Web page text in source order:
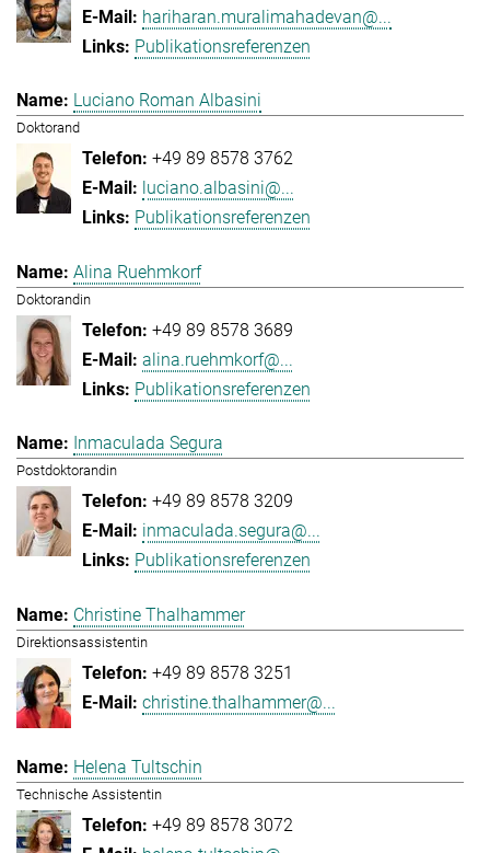
hariharan.muralimahadevan@...
Publikationsreferenzen
Luciano Roman Albasini
Doktorand
+49 89 8578 3762
luciano.albasini@...
Publikationsreferenzen
Alina Ruehmkorf
Doktorandin
+49 89 8578 3689
alina.ruehmkorf@...
Publikationsreferenzen
Inmaculada Segura
Postdoktorandin
+49 89 8578 3209
inmaculada.segura@...
Publikationsreferenzen
Christine Thalhammer
Direktionsassistentin
+49 89 8578 3251
christine.thalhammer@...
Helena Tultschin
Technische Assistentin
+49 89 8578 3072